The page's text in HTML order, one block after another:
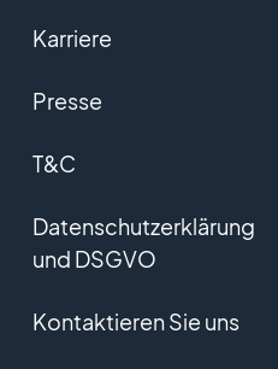
Karriere
Presse
T&C
Datenschutzerklärung
und DSGVO
Kontaktieren Sie uns